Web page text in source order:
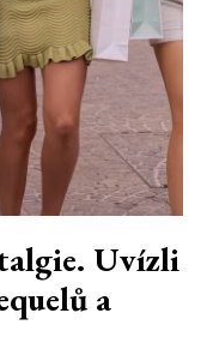
Uvízli
a